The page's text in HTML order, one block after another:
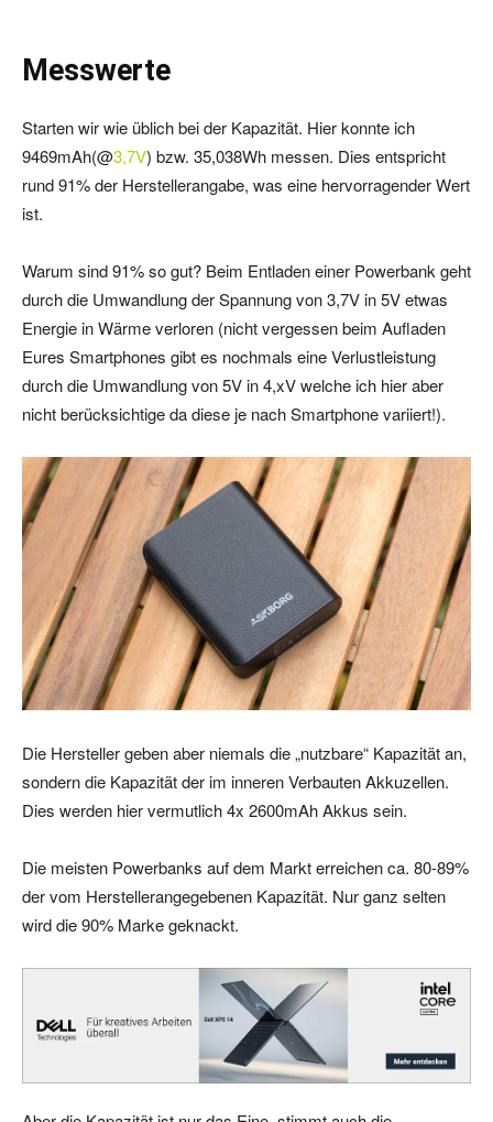
Messwerte
Starten wir wie üblich bei der Kapazität. Hier konnte ich
9469mAh(@3,7V) bzw. 35,038Wh messen. Dies entspricht
rund 91% der Herstellerangabe, was eine hervorragender Wert
ist.
Warum sind 91% so gut? Beim Entladen einer Powerbank geht
durch die Umwandlung der Spannung von 3,7V in 5V etwas
Energie in Wärme verloren (nicht vergessen beim Aufladen
Eures Smartphones gibt es nochmals eine Verlustleistung
durch die Umwandlung von 5V in 4,xV welche ich hier aber
nicht berücksichtige da diese je nach Smartphone variiert!).
Die Hersteller geben aber niemals die „nutzbare“ Kapazität an,
sondern die Kapazität der im inneren Verbauten Akkuzellen.
Dies werden hier vermutlich 4x 2600mAh Akkus sein.
Die meisten Powerbanks auf dem Markt erreichen ca. 80-89%
der vom Herstellerangegebenen Kapazität. Nur ganz selten
wird die 90% Marke geknackt.